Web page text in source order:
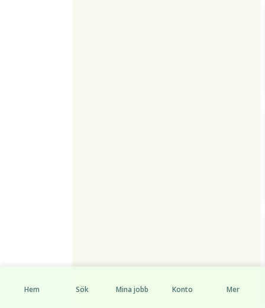
Hem Sök Mina jobb Konto Mer